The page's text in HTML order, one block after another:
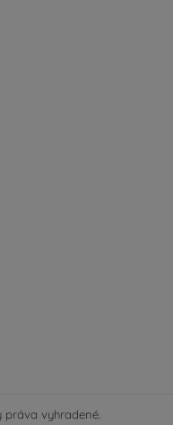
práva vyhradené.